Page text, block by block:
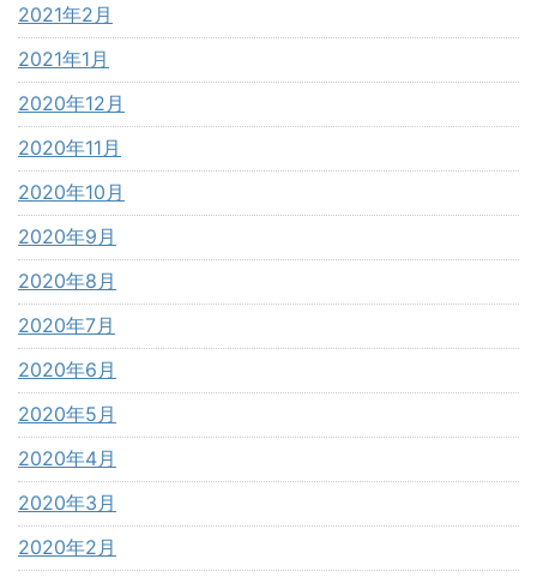
2021年2月
2021年1月
2020年12月
2020年11月
2020年10月
2020年9月
2020年8月
2020年7月
2020年6月
2020年5月
2020年4月
2020年3月
2020年2月